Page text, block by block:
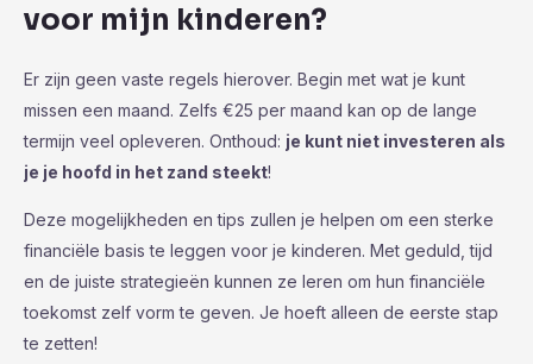
voor mijn kinderen?
Er zijn geen vaste regels hierover. Begin met wat je kunt
missen een maand. Zelfs €25 per maand kan op de lange
termijn veel opleveren. Onthoud: je kunt niet investeren als
je je hoofd in het zand steekt!
Deze mogelijkheden en tips zullen je helpen om een sterke
financiële basis te leggen voor je kinderen. Met geduld, tijd
en de juiste strategieën kunnen ze leren om hun financiële
toekomst zelf vorm te geven. Je hoeft alleen de eerste stap
te zetten!